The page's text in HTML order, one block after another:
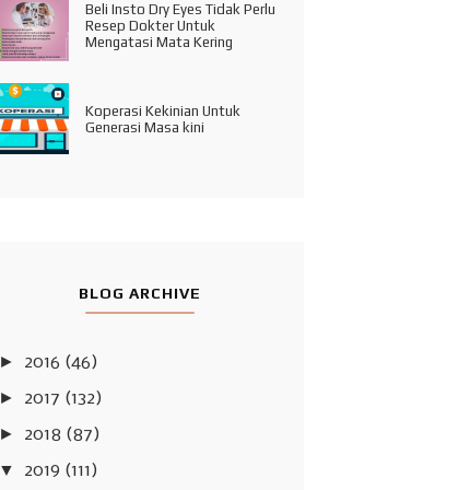
Beli Insto Dry Eyes Tidak Perlu
Resep Dokter Untuk
Mengatasi Mata Kering
Koperasi Kekinian Untuk
Generasi Masa kini
BLOG ARCHIVE
► 2016 (46)
► 2017 (132)
► 2018 (87)
▼ 2019 (111)